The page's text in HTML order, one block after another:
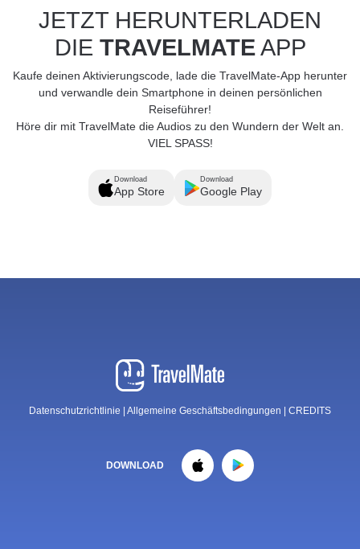
JETZT HERUNTERLADEN
DIE TRAVELMATEAPP
Kaufe deinen Aktivierungscode, lade die TravelMate-App herunter
und verwandle dein Smartphone in deinen persönlichen
Reiseführer!
Höre dir mit TravelMate die Audios zu den Wundern der Welt an.
VIEL SPASS!
Download
App Store
Download
Google Play
Datenschutzrichtlinie Allgemeine Geschäftsbedingungen CREDITS
DOWNLOAD